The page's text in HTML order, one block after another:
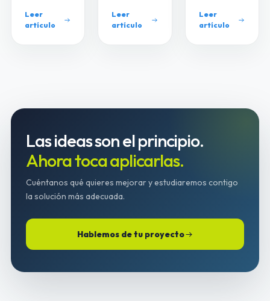
a los
Leer
artículo
con
Leer
artículo
web?
Descubre
digital
Leer
artículo
Las ideas son el principio.
Ahora toca aplicarlas.
Cuéntanos qué quieres mejorar y estudiaremos contigo
la solución más adecuada.
Hablemos de tu proyecto